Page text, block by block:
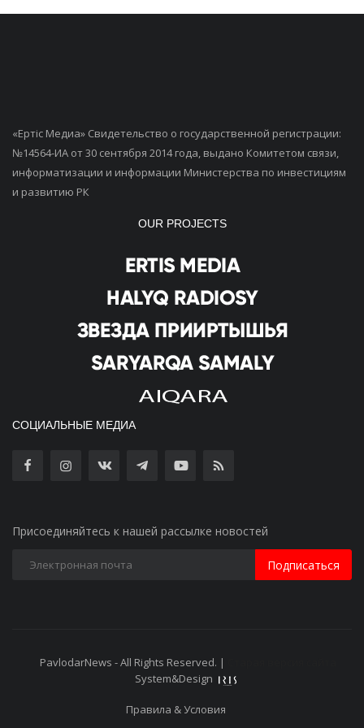
«Ертiс Медиа» Свидетельство о государственной регистрации:
№14564-ИА от 30 сентября 2014 года, выдано Комитетом связи,
информатизации и информации Министерства по инвестициям
и развитию РК
OUR PROJECTS
СОЦИАЛЬНЫЕ МЕДИА
Присоединяйтесь к нашей рассылке новостей
Подписаться
PavlodarNews - All Rights Reserved. |
System&Design
Правила & Условия